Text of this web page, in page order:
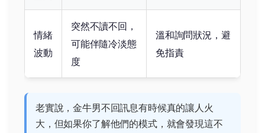
情緒
波動
突然不讀不回，
可能伴隨冷淡態
度
溫和詢問狀況，避
免指責
老實說，金牛男不回訊息有時候真的讓人火
大，但如果你了解他們的模式，就會發現這不